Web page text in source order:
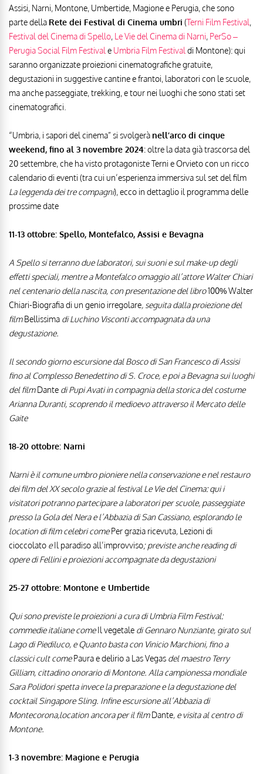
Assisi, Narni, Montone, Umbertide, Magione e Perugia, che sono
parte della Rete dei Festival di Cinema umbri (Terni Film Festival,
Festival del Cinema di Spello, Le Vie del Cinema di Narni, PerSo –
Perugia Social Film Festivale Umbria Film Festivaldi Montone): qui
saranno organizzate proiezioni cinematografiche gratuite,
degustazioni in suggestive cantine e frantoi, laboratori con le scuole,
ma anche passeggiate, trekking, e tour nei luoghi che sono stati set
cinematografici.
“Umbria, i sapori del cinema” si svolgerànell’arco di cinque
weekend, fino al 3 novembre 2024: oltre la data già trascorsa del
20 settembre, che ha visto protagoniste Terni e Orvieto con un ricco
calendario di eventi (tra cui un’esperienza immersiva sul set del film
La leggenda dei tre compagni), ecco in dettaglio il programma delle
prossime date
11-13 ottobre: Spello, Montefalco, Assisi e Bevagna
A Spello si terranno due laboratori, sui suoni e sul make-up degli
effetti speciali, mentre a Montefalco omaggio all’attore Walter Chiari
nel centenario della nascita, con presentazione del libro100% Walter
Chiari-Biografia di un genio irregolare, seguita dalla proiezione del
filmBellissima di Luchino Visconti accompagnata da una
degustazione.
Il secondo giorno escursione dal Bosco di San Francesco di Assisi
fino al Complesso Benedettino di S. Croce, e poi a Bevagna sui luoghi
del filmDante di Pupi Avati in compagnia della storica del costume
Arianna Duranti, scoprendo il medioevo attraverso il Mercato delle
Gaite
18-20 ottobre: Narni
Narni è il comune umbro pioniere nella conservazione e nel restauro
dei film del XX secolo grazie al festival Le Vie del Cinema: qui i
visitatori potranno partecipare a laboratori per scuole, passeggiate
presso la Gola del Nera e l’Abbazia di San Cassiano, esplorando le
location di film celebri comePer grazia ricevuta, Lezioni di
cioccolato eIl paradiso all’improvviso; previste anche reading di
opere di Fellini e proiezioni accompagnate da degustazioni
25-27 ottobre: Montone e Umbertide
Qui sono previste le proiezioni a cura di Umbria Film Festival:
commedie italiane comeIl vegetale di Gennaro Nunziante, girato sul
Lago di Piediluco, e Quanto basta con Vinicio Marchioni, fino a
classici cult comePaura e delirio a Las Vegas del maestro Terry
Gilliam, cittadino onorario di Montone. Alla campionessa mondiale
Sara Polidori spetta invece la preparazione e la degustazione del
cocktail Singapore Sling. Infine escursione all’Abbazia di
Montecorona,location ancora per il filmDante, e visita al centro di
Montone.
1-3 novembre: Magione e Perugia